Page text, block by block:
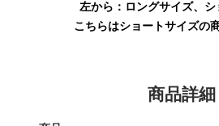
左から：ロングサイズ、
こちらはショートサイズの
商品詳細